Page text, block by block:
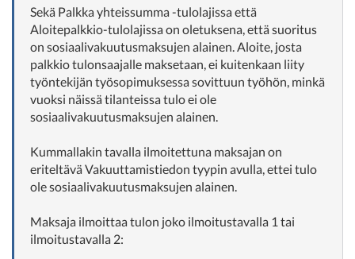
Sekä Palkka yhteissumma -tulolajissa että
Aloitepalkkio-tulolajissa on oletuksena, että suoritus
on sosiaalivakuutusmaksujen alainen. Aloite, josta
palkkio tulonsaajalle maksetaan, ei kuitenkaan liity
työntekijän työsopimuksessa sovittuun työhön, minkä
vuoksi näissä tilanteissa tulo ei ole
sosiaalivakuutusmaksujen alainen.
Kummallakin tavalla ilmoitettuna maksajan on
eriteltävä Vakuuttamistiedon tyypin avulla, ettei tulo
ole sosiaalivakuutusmaksujen alainen.
Maksaja ilmoittaa tulon joko ilmoitustavalla 1 tai
ilmoitustavalla 2: